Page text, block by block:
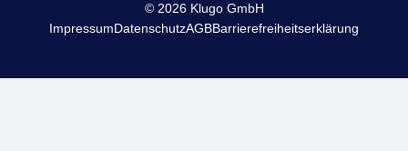
© 2026 Klugo GmbH
ImpressumDatenschutzAGBBarrierefreiheitserklärung